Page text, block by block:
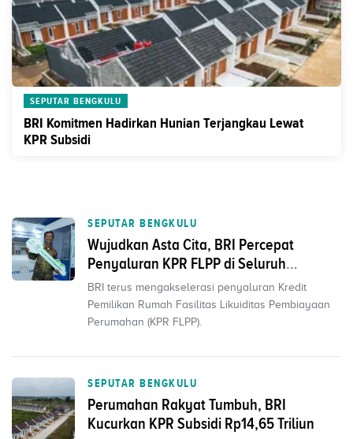
SEPUTAR BENGKULU
BRI Komitmen Hadirkan Hunian Terjangkau Lewat
KPR Subsidi
SEPUTAR BENGKULU
Wujudkan Asta Cita, BRI Percepat
Penyaluran KPR FLPP di Seluruh
Indonesia
BRI terus mengakselerasi penyaluran Kredit
Pemilikan Rumah Fasilitas Likuiditas Pembiayaan
Perumahan (KPR FLPP).
SEPUTAR BENGKULU
Perumahan Rakyat Tumbuh, BRI
Kucurkan KPR Subsidi Rp14,65 Triliun